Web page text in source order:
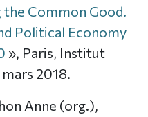
Common Good.
Political Economy
», Paris, Institut
2018.
Anne (org.),